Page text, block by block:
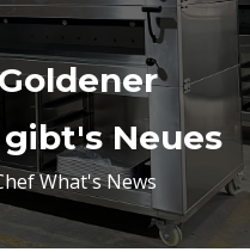
Neues
What's News